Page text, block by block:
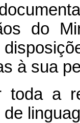
do
à sua
toda a